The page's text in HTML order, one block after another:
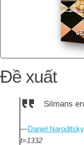
Đề xuất
Silmans
—Daniel Naroditsky
t=1332